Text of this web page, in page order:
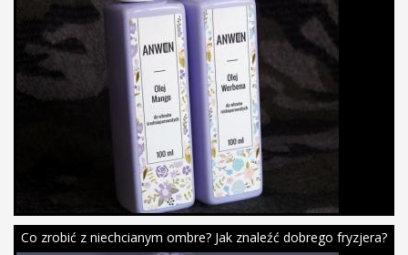
Co zrobić z niechcianym ombre? Jak znaleźć dobrego fryzjera?